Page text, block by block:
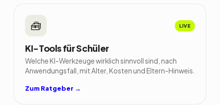
🧰 LIVE
KI-Tools für Schüler
Welche KI-Werkzeuge wirklich sinnvoll sind, nach
Anwendungsfall, mit Alter, Kosten und Eltern-Hinweis.
Zum Ratgeber →